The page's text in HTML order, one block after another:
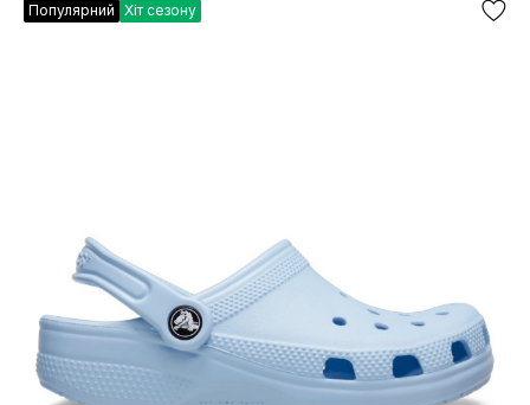
Популярний Хіт сезону